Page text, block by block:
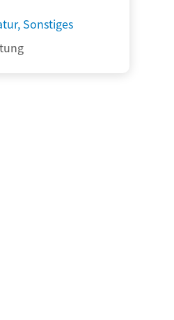
Sonstiges